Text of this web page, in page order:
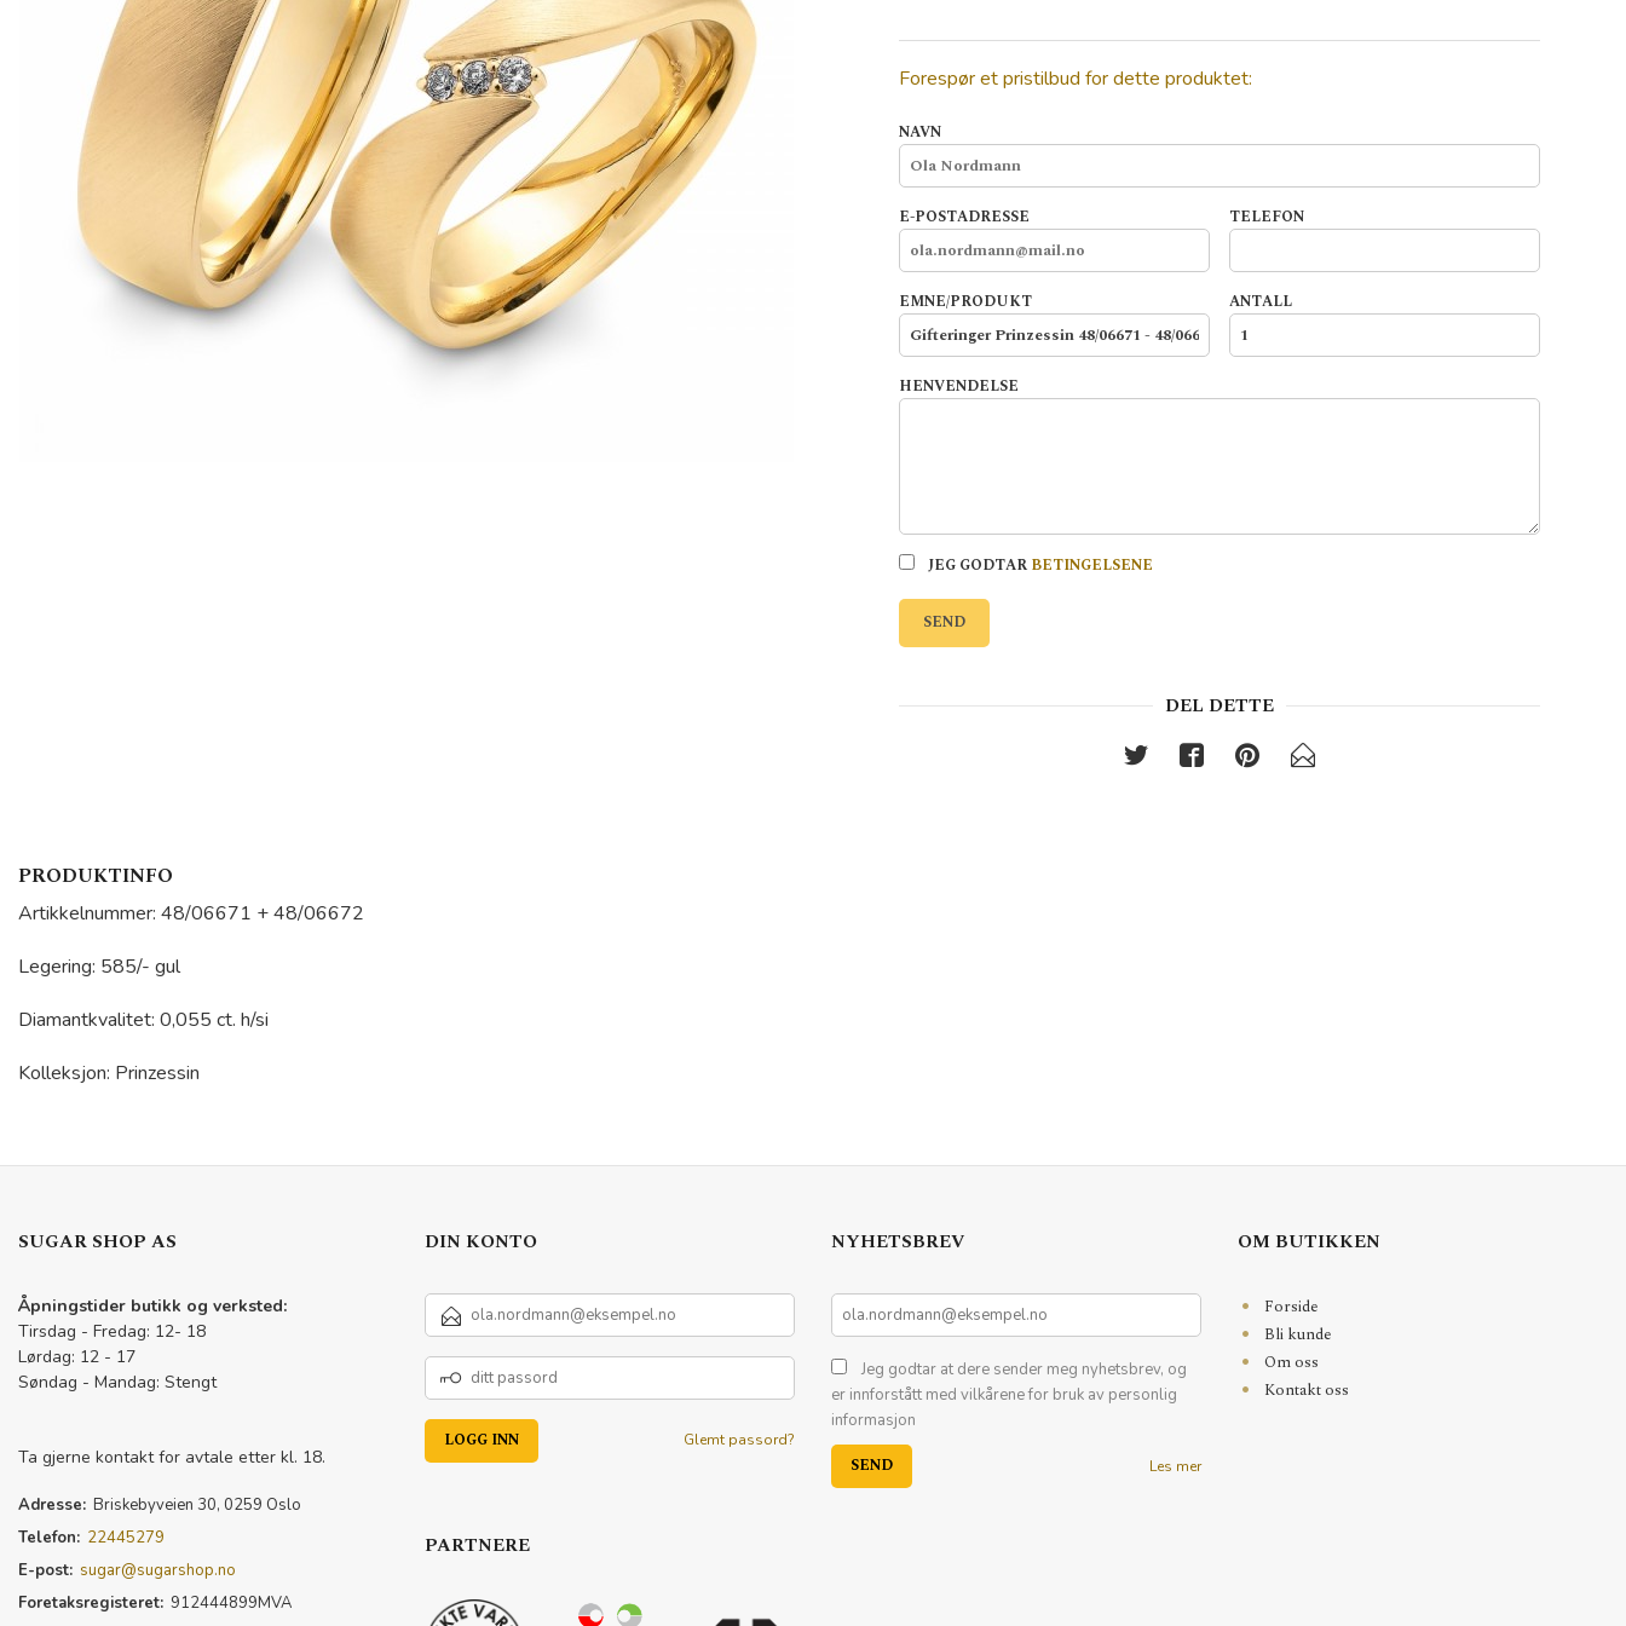
Forespør et pristilbud for dette produktet:
NAVN
E-POSTADRESSE TELEFON
EMNE/PRODUKT ANTALL
HENVENDELSE
JEG GODTAR BETINGELSENE
SEND
DEL DETTE
PRODUKTINFO
Artikkelnummer: 48/06671 + 48/06672
Legering: 585/- gul
Diamantkvalitet: 0,055 ct. h/si
Kolleksjon: Prinzessin
SUGAR SHOP AS
Åpningstider butikk og verksted:
Tirsdag - Fredag: 12- 18
Lørdag: 12 - 17
Søndag - Mandag: Stengt
Ta gjerne kontakt for avtale etter kl. 18.
Adresse: Briskebyveien 30, 0259 Oslo
Telefon: 22445279
E-post: sugar@sugarshop.no
Foretaksregisteret: 912444899MVA
DIN KONTO
E-
POSTADRESSE
DITT
PASSORD
Glemt passord?
PARTNERE
NYHETSBREV
Jeg godtar at dere sender meg nyhetsbrev, og
er innforstått med vilkårene for bruk av personlig
informasjon
Les mer
OM BUTIKKEN
Forside
Bli kunde
Om oss
Kontakt oss